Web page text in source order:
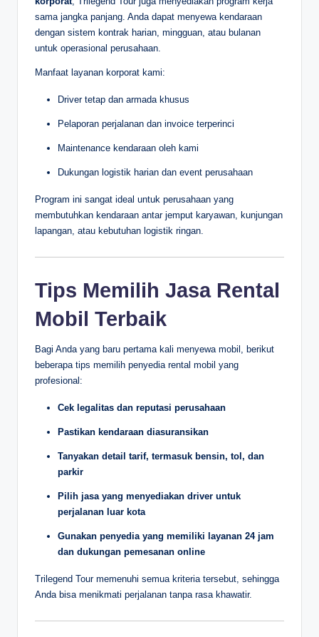
sama jangka panjang. Anda dapat menyewa kendaraan
dengan sistem kontrak harian, mingguan, atau bulanan
untuk operasional perusahaan.
Manfaat layanan korporat kami:
Driver tetap dan armada khusus
Pelaporan perjalanan dan invoice terperinci
Maintenance kendaraan oleh kami
Dukungan logistik harian dan event perusahaan
Program ini sangat ideal untuk perusahaan yang
membutuhkan kendaraan antar jemput karyawan, kunjungan
lapangan, atau kebutuhan logistik ringan.
Tips Memilih Jasa Rental
Mobil Terbaik
Bagi Anda yang baru pertama kali menyewa mobil, berikut
beberapa tips memilih penyedia rental mobil yang
profesional:
Cek legalitas dan reputasi perusahaan
Pastikan kendaraan diasuransikan
Tanyakan detail tarif, termasuk bensin, tol, dan
parkir
Pilih jasa yang menyediakan driver untuk
perjalanan luar kota
Gunakan penyedia yang memiliki layanan 24 jam
dan dukungan pemesanan online
Trilegend Tour memenuhi semua kriteria tersebut, sehingga
Anda bisa menikmati perjalanan tanpa rasa khawatir.